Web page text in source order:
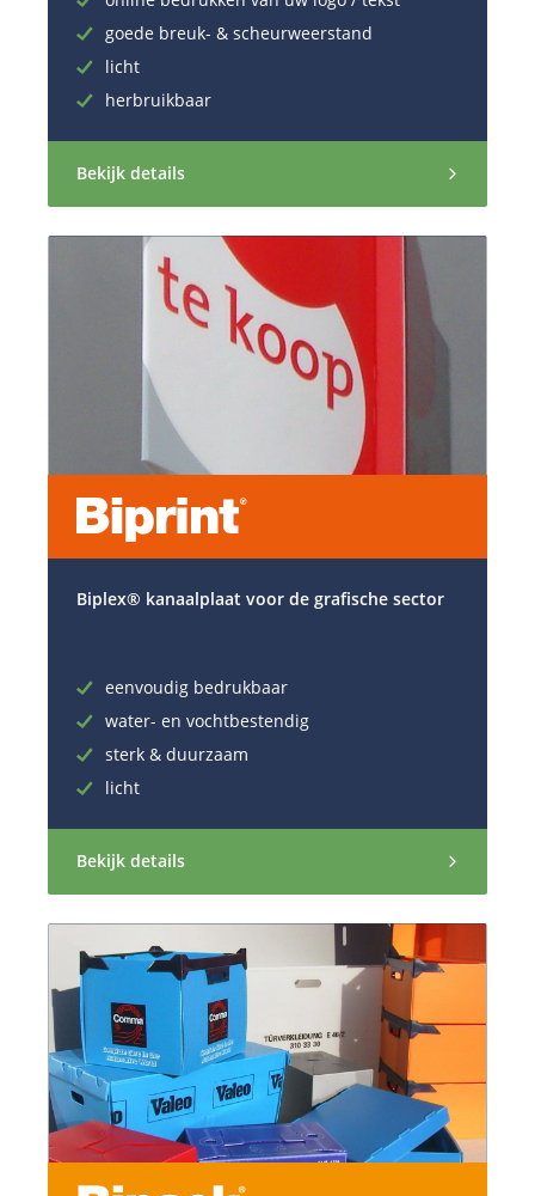
goede breuk- & scheurweerstand
licht
herbruikbaar
Bekijk details
Biplex® kanaalplaat voor de grafische sector
eenvoudig bedrukbaar
water- en vochtbestendig
sterk & duurzaam
licht
Bekijk details